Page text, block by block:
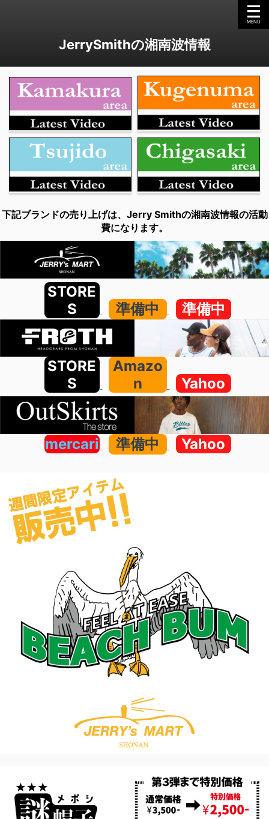
JerrySmithの湘南波情報
下記ブランドの売り上げは、Jerry Smithの湘南波情報の活動
費になります。
STORE
S
準備中 準備中
STORE
S
Amazo
n
Yahoo
mercari 準備中 Yahoo